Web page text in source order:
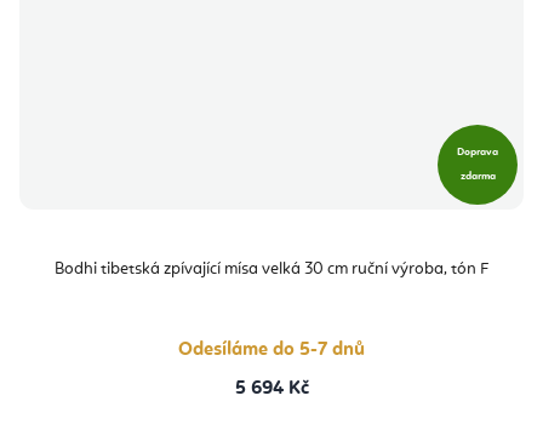
Doprava
zdarma
Bodhi tibetská zpívající mísa velká 30 cm ruční výroba, tón F
Odesíláme do 5-7 dnů
5 694 Kč